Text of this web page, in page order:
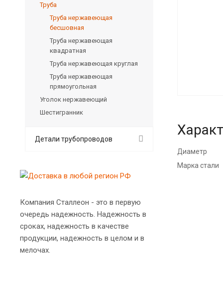
Диаметр
Марка стали
Труба
Труба нержавеющая
бесшовная
Труба нержавеющая
квадратная
Труба нержавеющая круглая
Труба нержавеющая
прямоугольная
Уголок нержавеющий
Шестигранник
Детали трубопроводов
Компания Сталлеон - это в первую
очередь надежность. Надежность в
сроках, надежность в качестве
продукции, надежность в целом и в
мелочах.